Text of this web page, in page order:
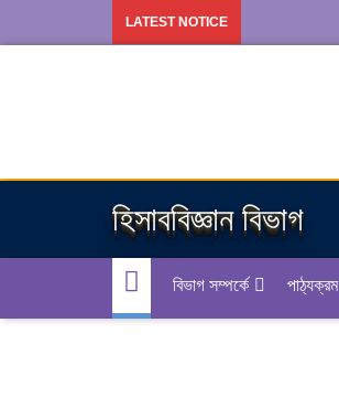
LATEST NOTICE
হিসাববিজ্ঞান বিভাগ
বিভাগ সম্পর্কে পাঠ্যক্রম